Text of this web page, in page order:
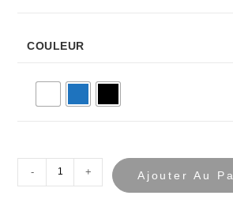
COULEUR
- + Ajouter Au